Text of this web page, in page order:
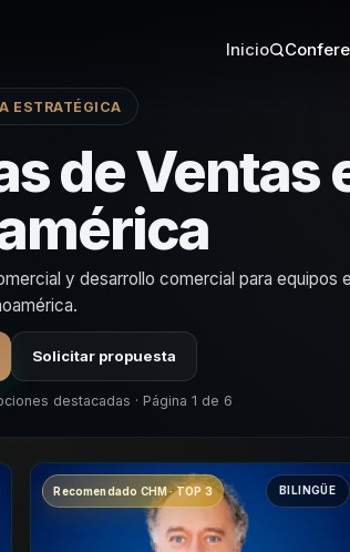
Inicio
ESTRATÉGICA
de Ventas
y desarrollo comercial para equipos
Solicitar propuesta
destacadas · Página 1 de 6
Recomendado CHM · TOP 3 BILINGÜE